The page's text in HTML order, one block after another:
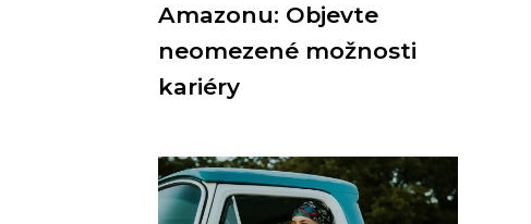
Amazonu: Objevte
neomezené možnosti
kariéry